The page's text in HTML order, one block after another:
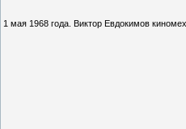
1 мая 1968 года. Виктор Евдокимов